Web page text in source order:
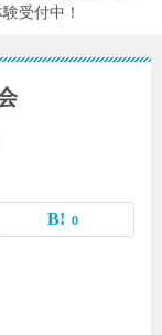
受付中！
0